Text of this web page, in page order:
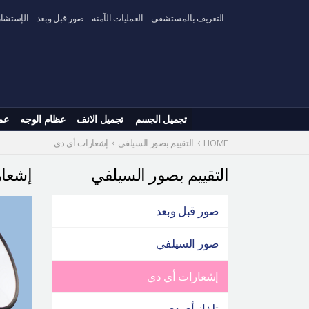
صور قبل وبعد العمليات الآمنة التعريف بالمستشفى
تجميل الجسم تجميل الانف عظام الوجه
HOME التقييم بصور السيلفي إشعارات أي دي
التقييم بصور السيلفي
صور قبل وبعد
صور السيلفي
إشعارات أي دي